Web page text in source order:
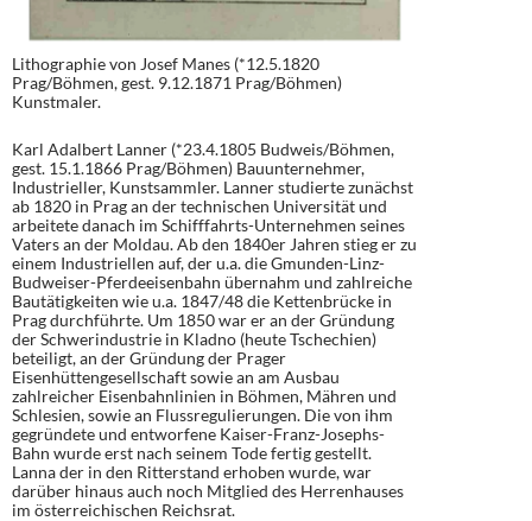
Lithographie von Josef Manes (*12.5.1820
Prag/Böhmen, gest. 9.12.1871 Prag/Böhmen)
Kunstmaler.
Karl Adalbert Lanner (*23.4.1805 Budweis/Böhmen,
gest. 15.1.1866 Prag/Böhmen) Bauunternehmer,
Industrieller, Kunstsammler. Lanner studierte zunächst
ab 1820 in Prag an der technischen Universität und
arbeitete danach im Schifffahrts-Unternehmen seines
Vaters an der Moldau. Ab den 1840er Jahren stieg er zu
einem Industriellen auf, der u.a. die Gmunden-Linz-
Budweiser-Pferdeeisenbahn übernahm und zahlreiche
Bautätigkeiten wie u.a. 1847/48 die Kettenbrücke in
Prag durchführte. Um 1850 war er an der Gründung
der Schwerindustrie in Kladno (heute Tschechien)
beteiligt, an der Gründung der Prager
Eisenhüttengesellschaft sowie an am Ausbau
zahlreicher Eisenbahnlinien in Böhmen, Mähren und
Schlesien, sowie an Flussregulierungen. Die von ihm
gegründete und entworfene Kaiser-Franz-Josephs-
Bahn wurde erst nach seinem Tode fertig gestellt.
Lanna der in den Ritterstand erhoben wurde, war
darüber hinaus auch noch Mitglied des Herrenhauses
im österreichischen Reichsrat.